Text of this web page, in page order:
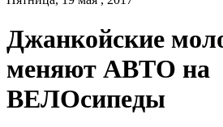
Джанкойские
меняют АВТО на
ВЕЛОсипеды